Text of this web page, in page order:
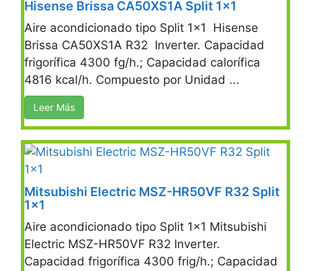
Hisense Brissa CA50XS1A Split 1×1
Aire acondicionado tipo Split 1x1 Hisense
Brissa CA50XS1A R32 Inverter. Capacidad
frigorífica 4300 fg/h.; Capacidad calorífica
4816 kcal/h. Compuesto por Unidad ...
Leer Más
Mitsubishi Electric MSZ-HR50VF R32 Split
1×1
Aire acondicionado tipo Split 1×1 Mitsubishi
Electric MSZ-HR50VF R32 Inverter.
Capacidad frigorífica 4300 frig/h.; Capacidad